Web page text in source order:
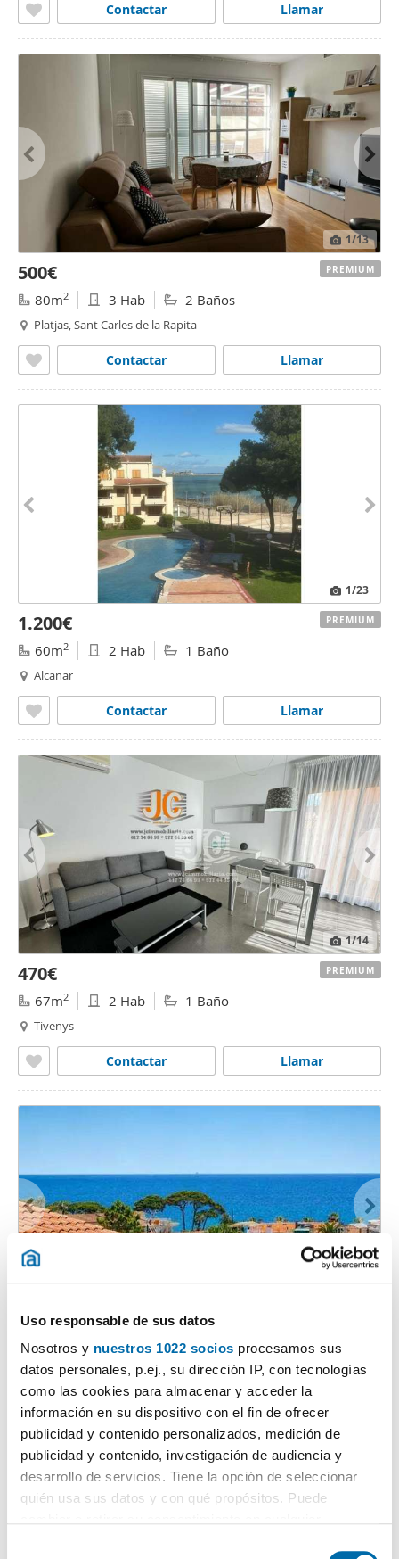
Uso responsable de sus datos
Nosotros y nuestros 1022 socios procesamos sus
datos personales, p.ej., su dirección IP, con tecnologías
como las cookies para almacenar y acceder la
información en su dispositivo con el fin de ofrecer
publicidad y contenido personalizados, medición de
publicidad y contenido, investigación de audiencia y
desarrollo de servicios. Tiene la opción de seleccionar
quién usa sus datos y con qué propósitos. Puede
Llamar
Contactar
1/13
500€
80m2 3 Hab 2 Baños
Platjas, Sant Carles de la Rapita
Llamar
Contactar
PREMIUM
1/23
1.200€
60m2 2 Hab 1 Baño
Alcanar
Llamar
Contactar
PREMIUM
1/14
470€
67m2 2 Hab 1 Baño
Tivenys
Llamar
Contactar
PREMIUM
690€
36m2 2 Hab 1 Baño
Jupiter, 10, La Llosa - Mas De L'arany, Cambrils
Llamar
Contactar